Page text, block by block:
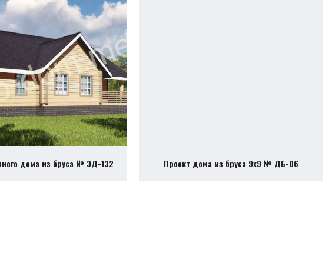
дома из бруса № ЭД-132 Проект дома из бруса 9х9 № ДБ-06